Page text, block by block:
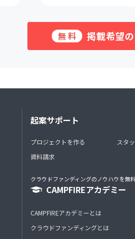
無料 掲載希望
起案サポート
プロジェクトを作る
資料請求
スタ
クラウドファンディングのノウハウを無
CAMPFIREアカデミー
CAMPFIREアカデミーとは
クラウドファンディングとは